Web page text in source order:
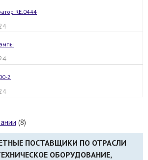
RE.0444
2
(8)
ПОСТАВЩИКИ ПО ОТРАСЛИ
ОБОРУДОВАНИЕ,